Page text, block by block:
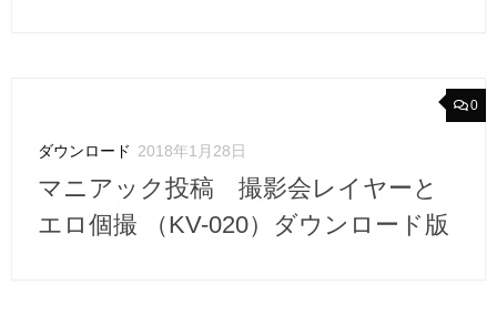
0
ダウンロード 2018年1月28日
マニアック投稿 撮影会レイヤーと
エロ個撮 （KV-020）ダウンロード版